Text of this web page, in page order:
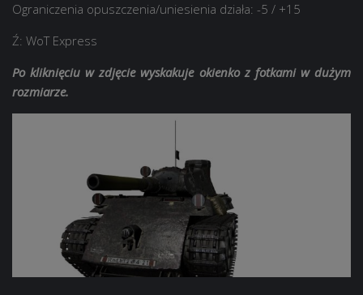
Ograniczenia opuszczenia/uniesienia działa: -5 / +15
Ź: WoT Express
Po kliknięciu w zdjęcie wyskakuje okienko z fotkami w dużym
rozmiarze.